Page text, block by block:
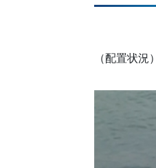
（配置状況）